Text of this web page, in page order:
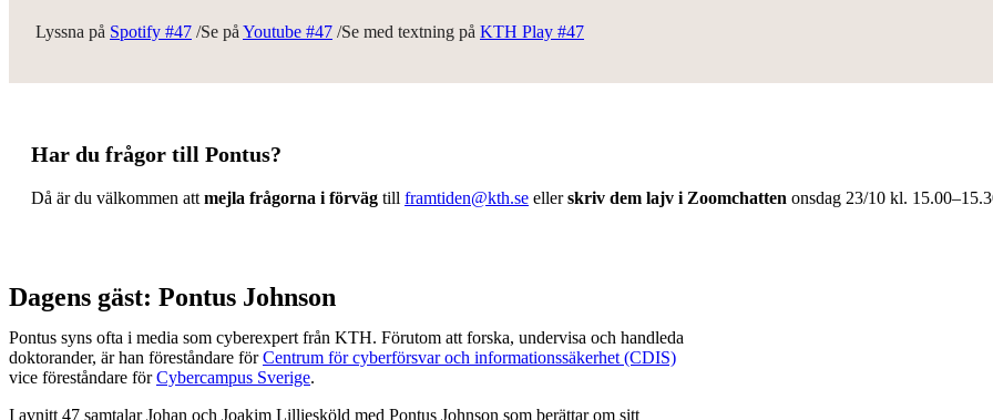
Lyssna på Spotify #47 /Se på Youtube #47 /Se med textning på KTH Play #47
Har du frågor till Pontus?
Då är du välkommen att mejla frågorna i förväg till framtiden@kth.se ellerskriv dem lajv i Zoomchatten onsdag 23/10 kl.
Dagens gäst: Pontus Johnson
Pontus syns ofta i media som cyberexpert från KTH. Förutom att forska, undervisa och handleda
doktorander, är han föreståndare förCentrum för cyberförsvar och informationssäkerhet (CDIS)
vice föreståndare förCybercampus Sverige.
I avnitt 47 samtalar Johan och Joakim Lilliesköld med Pontus Johnson som berättar om sitt